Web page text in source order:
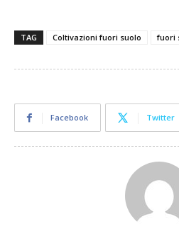
TAG Coltivazioni fuori suolo fuori
Facebook Twitter